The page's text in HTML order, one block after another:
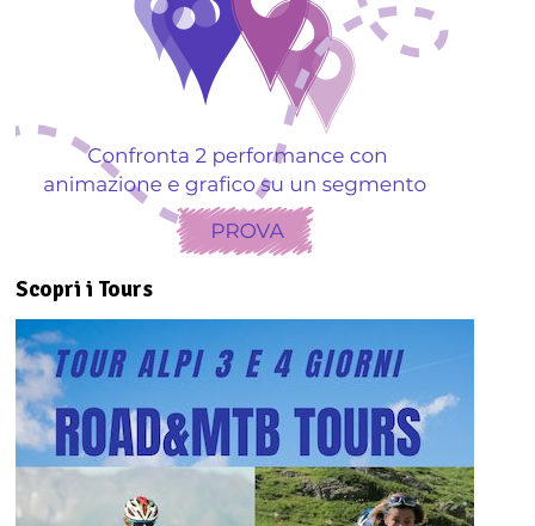
Scopri i Tours